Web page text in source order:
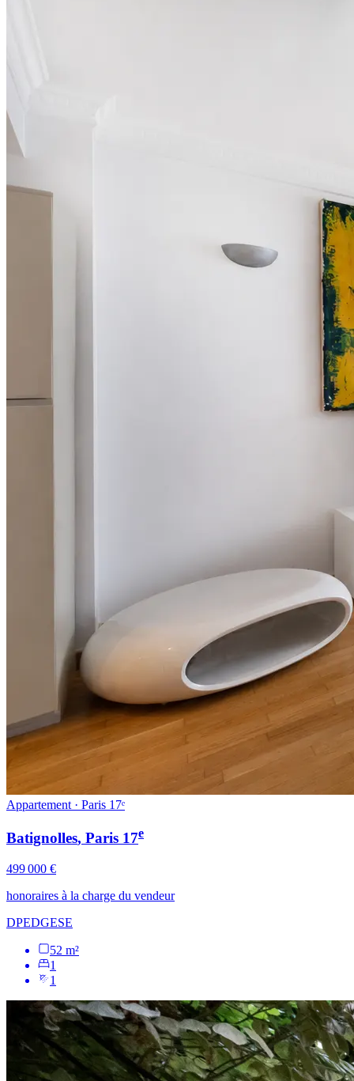
Appartement · Paris 17ᵉ
Batignolles, Paris 17e
499 000 €
honoraires à la charge du vendeur
DPEDGESE
52 m²
1
1